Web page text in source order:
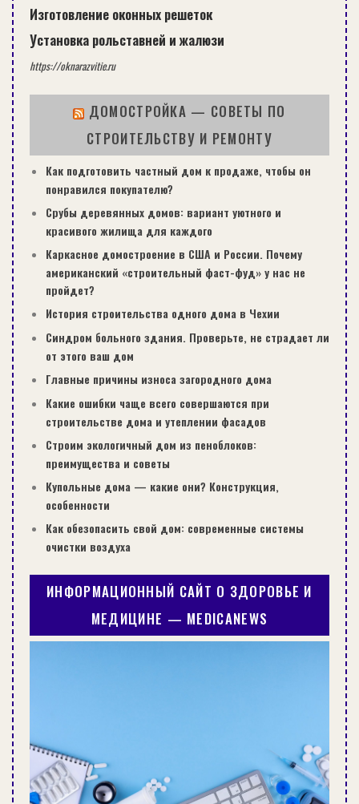
Изготовление оконных решеток
Установка рольставней и жалюзи
https://oknarazvitie.ru
ДОМОСТРОЙКА — СОВЕТЫ ПО
СТРОИТЕЛЬСТВУ И РЕМОНТУ
Как подготовить частный дом к продаже, чтобы он
понравился покупателю?
Срубы деревянных домов: вариант уютного и
красивого жилища для каждого
Каркасное домостроение в США и России. Почему
американский «строительный фаст-фуд» у нас не
пройдет?
История строительства одного дома в Чехии
Синдром больного здания. Проверьте, не страдает ли
от этого ваш дом
Главные причины износа загородного дома
Какие ошибки чаще всего совершаются при
строительстве дома и утеплении фасадов
Строим экологичный дом из пеноблоков:
преимущества и советы
Купольные дома — какие они? Конструкция,
особенности
Как обезопасить свой дом: современные системы
очистки воздуха
ИНФОРМАЦИОННЫЙ САЙТ О ЗДОРОВЬЕ И
МЕДИЦИНЕ — MEDICANEWS